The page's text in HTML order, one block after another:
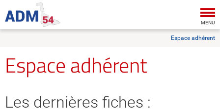
MENU
Espace adhérent
Espace adhérent
Les dernières fiches :